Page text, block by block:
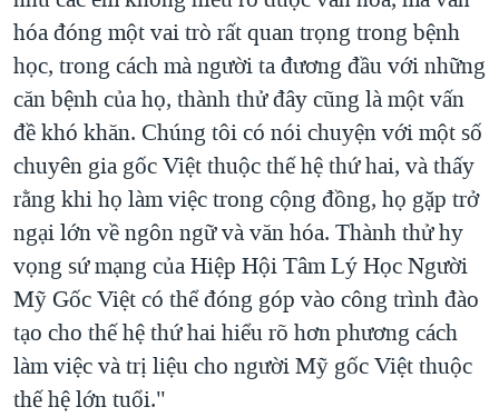
hóa đóng một vai trò rất quan trọng trong bệnh
học, trong cách mà người ta đương đầu với những
căn bệnh của họ, thành thử đây cũng là một vấn
đề khó khăn. Chúng tôi có nói chuyện với một số
chuyên gia gốc Việt thuộc thế hệ thứ hai, và thấy
rằng khi họ làm việc trong cộng đồng, họ gặp trở
ngại lớn về ngôn ngữ và văn hóa. Thành thử hy
vọng sứ mạng của Hiệp Hội Tâm Lý Học Người
Mỹ Gốc Việt có thể đóng góp vào công trình đào
tạo cho thế hệ thứ hai hiểu rõ hơn phương cách
làm việc và trị liệu cho người Mỹ gốc Việt thuộc
thế hệ lớn tuổi."